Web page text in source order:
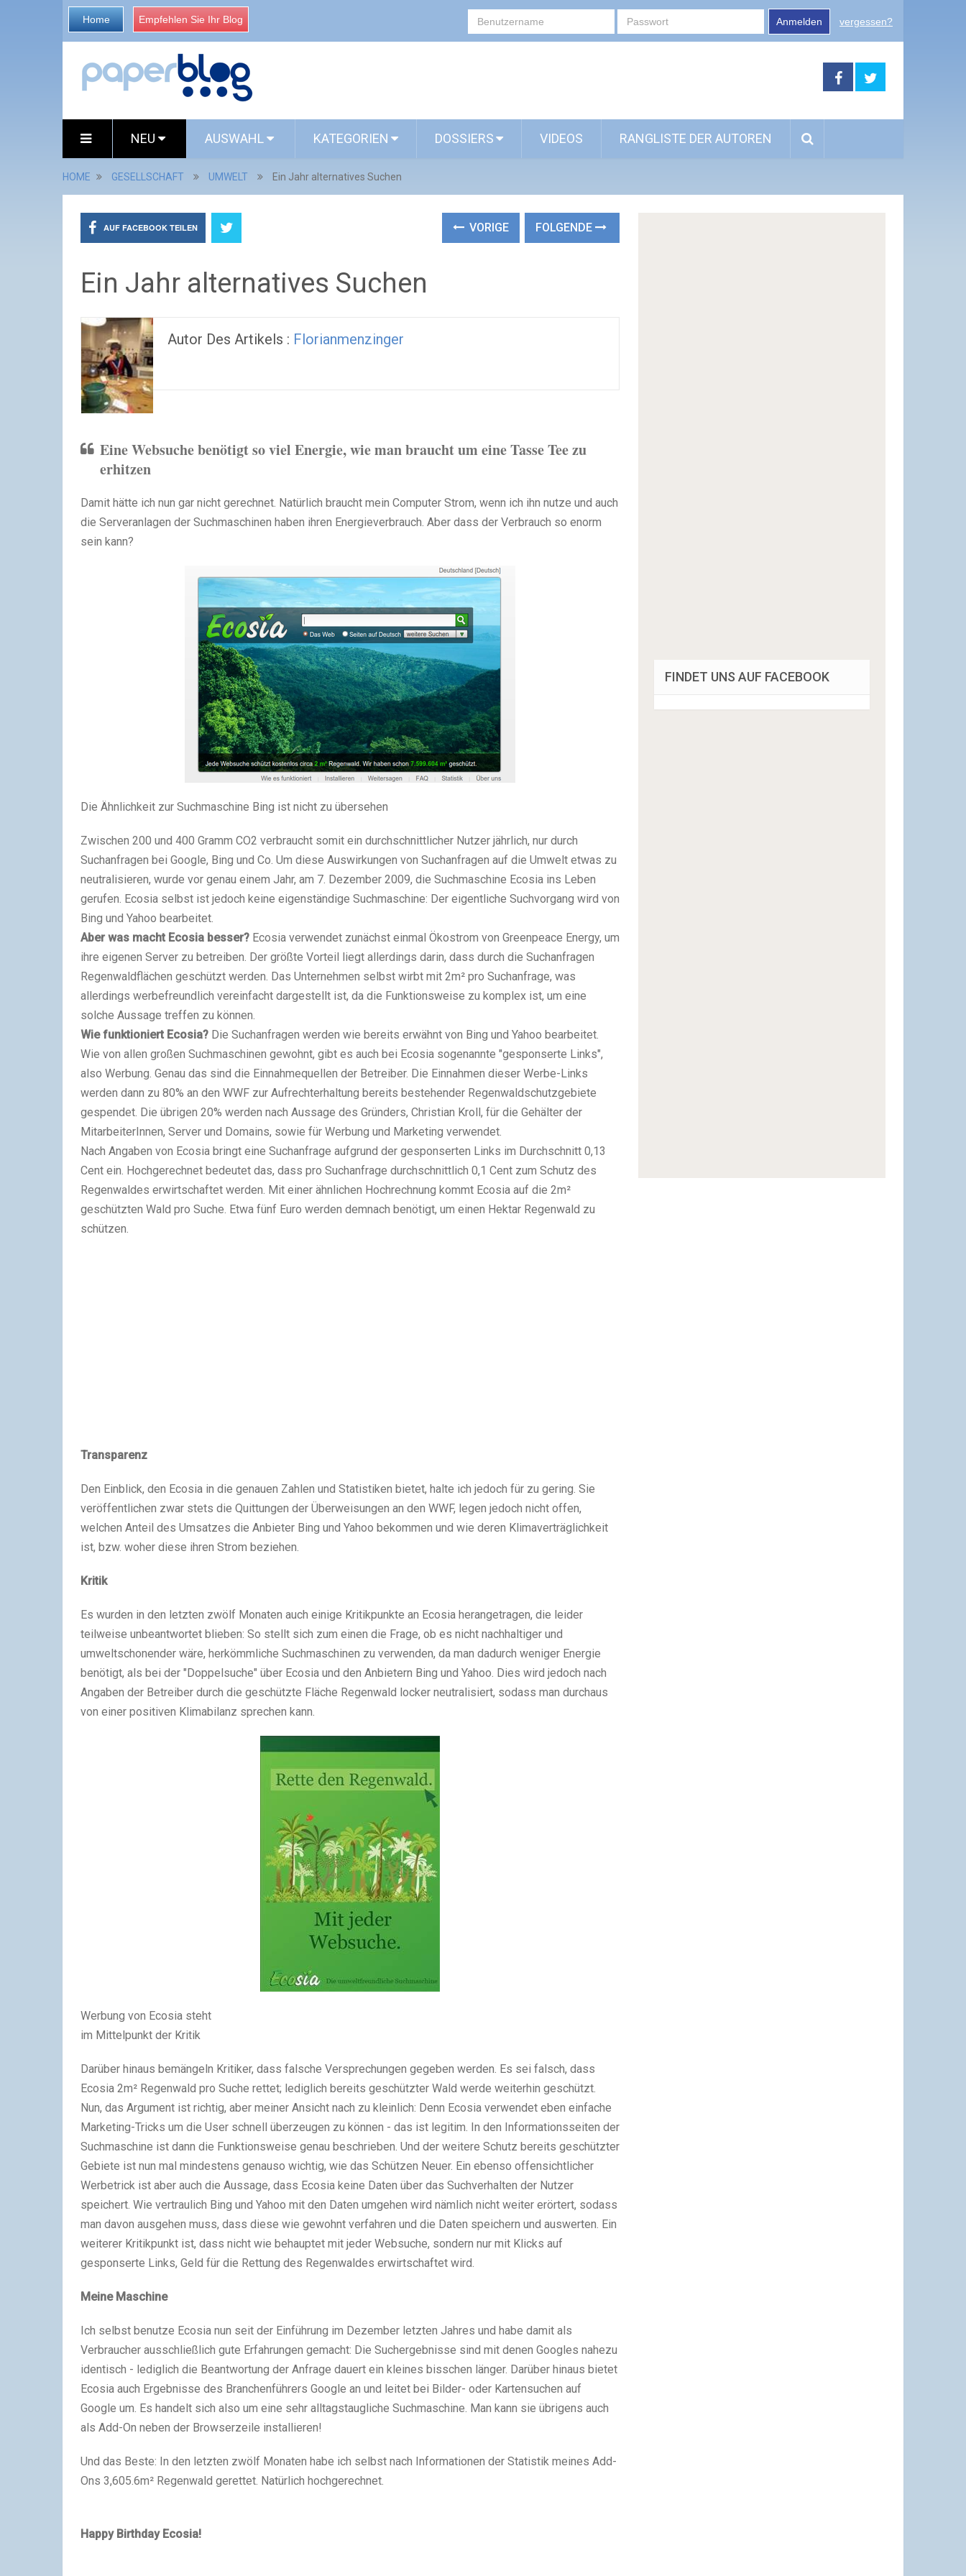
Home Empfehlen Sie Ihr Blog Anmelden vergessen?
NEU AUSWAHL KATEGORIEN DOSSIERS VIDEOS RANGLISTE DER AUTOREN
HOME GESELLSCHAFT UMWELT Ein Jahr alternatives Suchen
AUF FACEBOOK TEILEN VORIGE FOLGENDE
Ein Jahr alternatives Suchen
Autor Des Artikels : Florianmenzinger
Eine Websuche benötigt so viel Energie, wie man braucht um eine Tasse Tee zu
erhitzen
Damit hätte ich nun gar nicht gerechnet. Natürlich braucht mein Computer Strom, wenn ich ihn nutze und auch
die Serveranlagen der Suchmaschinen haben ihren Energieverbrauch. Aber dass der Verbrauch so enorm
sein kann?
Die Ähnlichkeit zur Suchmaschine Bing ist nicht zu übersehen
Zwischen 200 und 400 Gramm CO2 verbraucht somit ein durchschnittlicher Nutzer jährlich, nur durch
Suchanfragen bei Google, Bing und Co. Um diese Auswirkungen von Suchanfragen auf die Umwelt etwas zu
neutralisieren, wurde vor genau einem Jahr, am 7. Dezember 2009, die Suchmaschine Ecosia ins Leben
gerufen. Ecosia selbst ist jedoch keine eigenständige Suchmaschine: Der eigentliche Suchvorgang wird von
Bing und Yahoo bearbeitet.
Aber was macht Ecosia besser? Ecosia verwendet zunächst einmal Ökostrom von Greenpeace Energy, um
ihre eigenen Server zu betreiben. Der größte Vorteil liegt allerdings darin, dass durch die Suchanfragen
Regenwaldflächen geschützt werden. Das Unternehmen selbst wirbt mit 2m² pro Suchanfrage, was
allerdings werbefreundlich vereinfacht dargestellt ist, da die Funktionsweise zu komplex ist, um eine
solche Aussage treffen zu können.
Wie funktioniert Ecosia? Die Suchanfragen werden wie bereits erwähnt von Bing und Yahoo bearbeitet.
Wie von allen großen Suchmaschinen gewohnt, gibt es auch bei Ecosia sogenannte "gesponserte Links",
also Werbung. Genau das sind die Einnahmequellen der Betreiber. Die Einnahmen dieser Werbe-Links
werden dann zu 80% an den WWF zur Aufrechterhaltung bereits bestehender Regenwaldschutzgebiete
gespendet. Die übrigen 20% werden nach Aussage des Gründers, Christian Kroll, für die Gehälter der
MitarbeiterInnen, Server und Domains, sowie für Werbung und Marketing verwendet.
Nach Angaben von Ecosia bringt eine Suchanfrage aufgrund der gesponserten Links im Durchschnitt 0,13
Cent ein. Hochgerechnet bedeutet das, dass pro Suchanfrage durchschnittlich 0,1 Cent zum Schutz des
Regenwaldes erwirtschaftet werden. Mit einer ähnlichen Hochrechnung kommt Ecosia auf die 2m²
geschützten Wald pro Suche. Etwa fünf Euro werden demnach benötigt, um einen Hektar Regenwald zu
schützen.
Transparenz
Den Einblick, den Ecosia in die genauen Zahlen und Statistiken bietet, halte ich jedoch für zu gering. Sie
veröffentlichen zwar stets die Quittungen der Überweisungen an den WWF, legen jedoch nicht offen,
welchen Anteil des Umsatzes die Anbieter Bing und Yahoo bekommen und wie deren Klimaverträglichkeit
ist, bzw. woher diese ihren Strom beziehen.
Kritik
Es wurden in den letzten zwölf Monaten auch einige Kritikpunkte an Ecosia herangetragen, die leider
teilweise unbeantwortet blieben: So stellt sich zum einen die Frage, ob es nicht nachhaltiger und
umweltschonender wäre, herkömmliche Suchmaschinen zu verwenden, da man dadurch weniger Energie
benötigt, als bei der "Doppelsuche" über Ecosia und den Anbietern Bing und Yahoo. Dies wird jedoch nach
Angaben der Betreiber durch die geschützte Fläche Regenwald locker neutralisiert, sodass man durchaus
von einer positiven Klimabilanz sprechen kann.
Werbung von Ecosia steht
im Mittelpunkt der Kritik
Darüber hinaus bemängeln Kritiker, dass falsche Versprechungen gegeben werden. Es sei falsch, dass
Ecosia 2m² Regenwald pro Suche rettet; lediglich bereits geschützter Wald werde weiterhin geschützt.
Nun, das Argument ist richtig, aber meiner Ansicht nach zu kleinlich: Denn Ecosia verwendet eben einfache
Marketing-Tricks um die User schnell überzeugen zu können - das ist legitim. In den Informationsseiten der
Suchmaschine ist dann die Funktionsweise genau beschrieben. Und der weitere Schutz bereits geschützter
Gebiete ist nun mal mindestens genauso wichtig, wie das Schützen Neuer. Ein ebenso offensichtlicher
Werbetrick ist aber auch die Aussage, dass Ecosia keine Daten über das Suchverhalten der Nutzer
speichert. Wie vertraulich Bing und Yahoo mit den Daten umgehen wird nämlich nicht weiter erörtert, sodass
man davon ausgehen muss, dass diese wie gewohnt verfahren und die Daten speichern und auswerten. Ein
weiterer Kritikpunkt ist, dass nicht wie behauptet mit jeder Websuche, sondern nur mit Klicks auf
gesponserte Links, Geld für die Rettung des Regenwaldes erwirtschaftet wird.
Meine Maschine
Ich selbst benutze Ecosia nun seit der Einführung im Dezember letzten Jahres und habe damit als
Verbraucher ausschließlich gute Erfahrungen gemacht: Die Suchergebnisse sind mit denen Googles nahezu
identisch - lediglich die Beantwortung der Anfrage dauert ein kleines bisschen länger. Darüber hinaus bietet
Ecosia auch Ergebnisse des Branchenführers Google an und leitet bei Bilder- oder Kartensuchen auf
Google um. Es handelt sich also um eine sehr alltagstaugliche Suchmaschine. Man kann sie übrigens auch
als Add-On neben der Browserzeile installieren!
Und das Beste: In den letzten zwölf Monaten habe ich selbst nach Informationen der Statistik meines Add-
Ons 3,605.6m² Regenwald gerettet. Natürlich hochgerechnet.
Happy Birthday Ecosia!
FINDET UNS AUF FACEBOOK